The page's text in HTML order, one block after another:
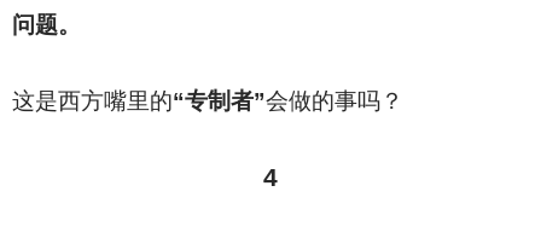
问题。
这是西方嘴里的“专制者”会做的事吗？
4